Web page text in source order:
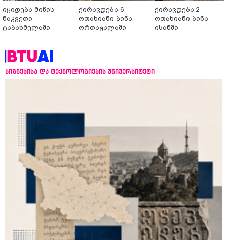
იყიდება მიწის
ნაკვეთი
ტაბახმელაში
ქირავდება 6
ოთახიანი ბინა
ორთაჭალაში
ქირავდება 2
ოთახიანი ბინა
ისანში
ბიზნესისა და ტექნოლოგიების უნივერსიტეტი